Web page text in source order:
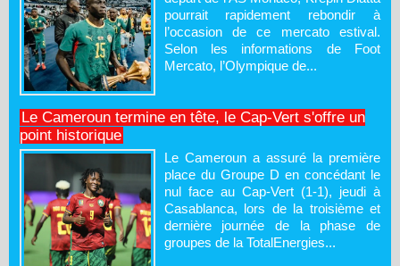
pourrait rapidement rebondir à
l’occasion de ce mercato estival.
Selon les informations de Foot
Mercato, l’Olympique de...
Le Cameroun termine en tête, le Cap-Vert s'offre un
point historique
Le Cameroun a assuré la première
place du Groupe D en concédant le
nul face au Cap-Vert (1-1), jeudi à
Casablanca, lors de la troisième et
dernière journée de la phase de
groupes de la TotalEnergies...